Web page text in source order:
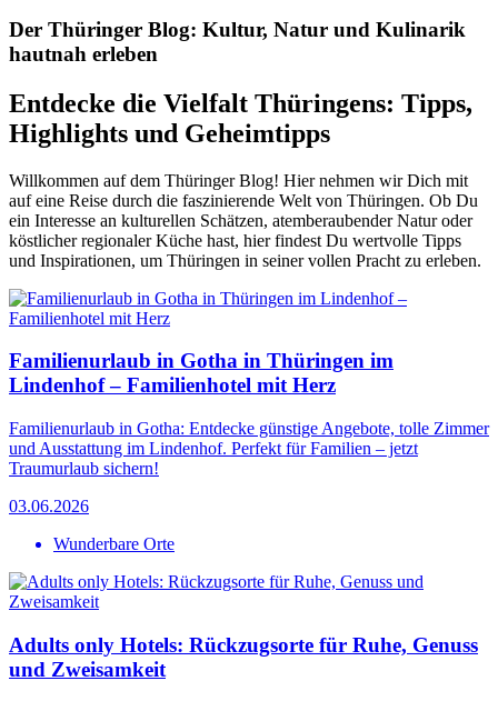
Der Thüringer Blog: Kultur, Natur und Kulinarik
hautnah erleben
Entdecke die Vielfalt Thüringens: Tipps,
Highlights und Geheimtipps
Willkommen auf dem Thüringer Blog! Hier nehmen wir Dich mit
auf eine Reise durch die faszinierende Welt von Thüringen. Ob Du
ein Interesse an kulturellen Schätzen, atemberaubender Natur oder
köstlicher regionaler Küche hast, hier findest Du wertvolle Tipps
und Inspirationen, um Thüringen in seiner vollen Pracht zu erleben.
Familienurlaub in Gotha in Thüringen im
Lindenhof – Familienhotel mit Herz
Familienurlaub in Gotha: Entdecke günstige Angebote, tolle Zimmer
und Ausstattung im Lindenhof. Perfekt für Familien – jetzt
Traumurlaub sichern!
03.06.2026
Wunderbare Orte
Adults only Hotels: Rückzugsorte für Ruhe, Genuss
und Zweisamkeit